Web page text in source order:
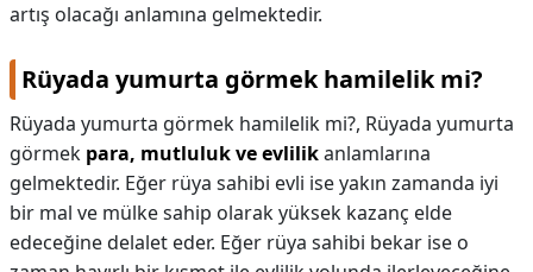
artış olacağı anlamına gelmektedir.
Rüyada yumurta görmek hamilelik mi?
Rüyada yumurta görmek hamilelik mi?, Rüyada yumurta
görmek para, mutluluk ve evlilikanlamlarına
gelmektedir. Eğer rüya sahibi evli ise yakın zamanda iyi
bir mal ve mülke sahip olarak yüksek kazanç elde
edeceğine delalet eder. Eğer rüya sahibi bekar ise o